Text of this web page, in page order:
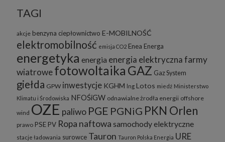
TAGI
akcje benzyna ciepłownictwo E-MOBILNOŚĆ
elektromobilność emisja CO2 Enea Energa
energetyka energia energia elektrycznafarmy
wiatrowefotowoltaika GAZ Gaz System
giełda GPW inwestycje KGHM lng Lotos miedź Ministerstwo
Klimatu i Środowiska NFOŚiGW odnawialne żrodła energii offshore
wind OZE paliwo PGE PGNiG PKN Orlen
prawo PSE PV Ropa naftowa samochody elektryczne
stacje ładowania surowce Tauron Tauron Polska Energia URE